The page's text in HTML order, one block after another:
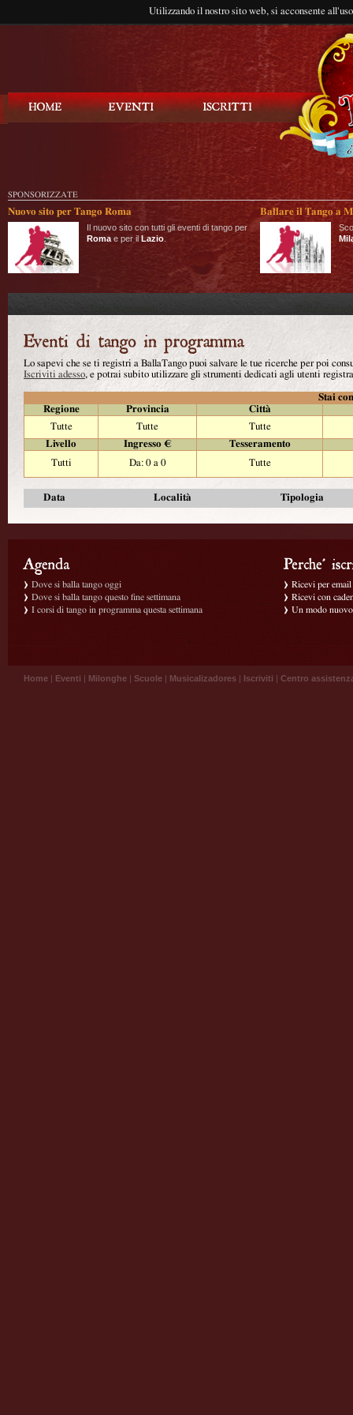
Utilizzando il nostro sito web, si acconsente
SPONSORIZZATE
Nuovo sito per Tango Roma
Il nuovo sito con tutti gli eventi di tango per
Roma e per il Lazio
Ballare il Tango a
Lo sapevi che se ti registri a BallaTango puoi salvare le tue ricerche per poi
Iscriviti adesso, e potrai subito utilizzare gli strumenti dedicati agli utenti
Stai
Regione
Provincia
Città
Tutte
Tutte
Tutte
Livello
Ingresso €
Tesseramento
Tutti
Da: 0 a 0 Tutte
Data Località Tipologia
Dove si balla tango oggi
Dove si balla tango questo fine settimana
I corsi di tango in programma questa settimana
Ricevi per
Ricevi con
Un modo
Home | Eventi | Milonghe | Scuole | Musicalizadores | Iscriviti | Centro